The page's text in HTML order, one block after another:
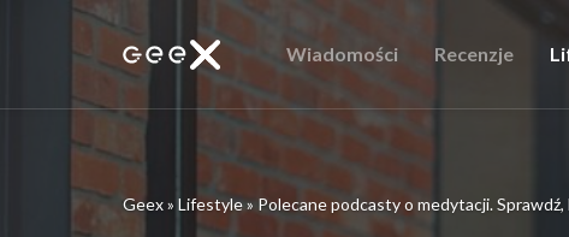
Wiadomości Recenzje
Geex» Lifestyle» Polecane podcasty o medytacji.